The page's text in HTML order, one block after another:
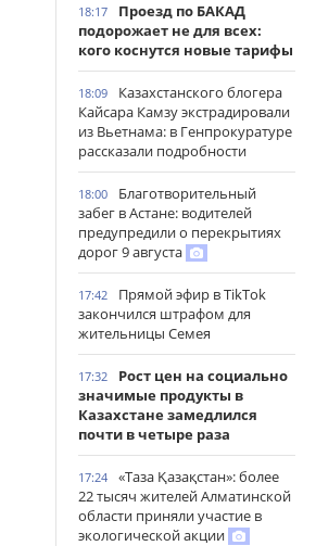
18:17
Проезд по БАКАД
подорожает не для всех:
кого коснутся новые тарифы
18:09
Казахстанского блогера
Кайсара Камзу экстрадировали
из Вьетнама: в Генпрокуратуре
рассказали подробности
18:00
Благотворительный
забег в Астане: водителей
предупредили о перекрытиях
дорог 9 августа
17:42
Прямой эфир в TikTok
закончился штрафом для
жительницы Семея
17:32
Рост цен на социально
значимые продукты в
Казахстане замедлился
почти в четыре раза
17:24
«Таза Қазақстан»: более
22 тысяч жителей Алматинской
области приняли участие в
экологической акции